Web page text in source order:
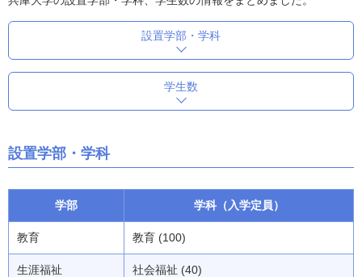
設置学部・学科
学生数
設置学部・学科
学部 学科（入学定員）
教育 教育 (100)
生涯福祉 社会福祉 (40)